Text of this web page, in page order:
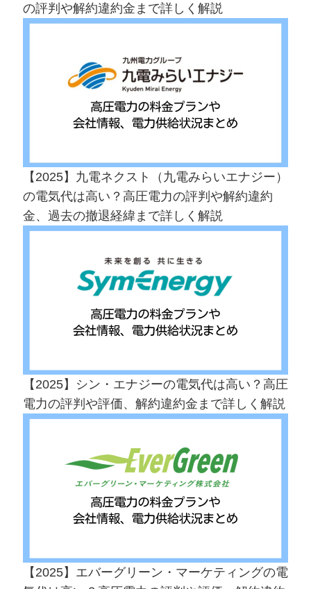
の評判や解約違約金まで詳しく解説
【2025】九電ネクスト（九電みらいエナジー）
の電気代は高い？高圧電力の評判や解約違約
金、過去の撤退経緯まで詳しく解説
【2025】シン・エナジーの電気代は高い？高圧
電力の評判や評価、解約違約金まで詳しく解説
【2025】エバーグリーン・マーケティングの電